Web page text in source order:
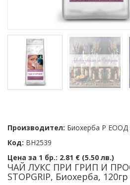
Производител: Биохерба Р ЕООД
Код: BH2539
Цена за 1 бр.: 2.81 € (5.50 лв.)
ЧАЙ ЛУКС ПРИ ГРИП И
STOPGRIP, Биохерба, 120гр